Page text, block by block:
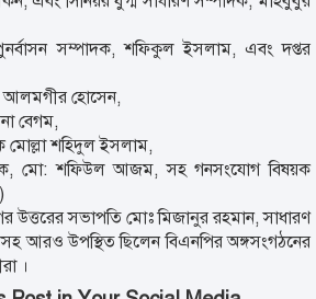
পুনর্বাসন সম্পাদক, শফিকুল ইসলাম, এবং দপ্তর
আলমগীর হোসেন,
বেগম,
মোল্লা শহিদুল ইসলাম,
মো: শফিউল আজম, সহ গনসংযোগ বিষয়ক
উত্তরের সভাপতি মোঃ মিজানুর রহমান, সাধারণ
আরও উপস্থিত ছিলেন বিএনপির অঙ্গসংগঠনের
।